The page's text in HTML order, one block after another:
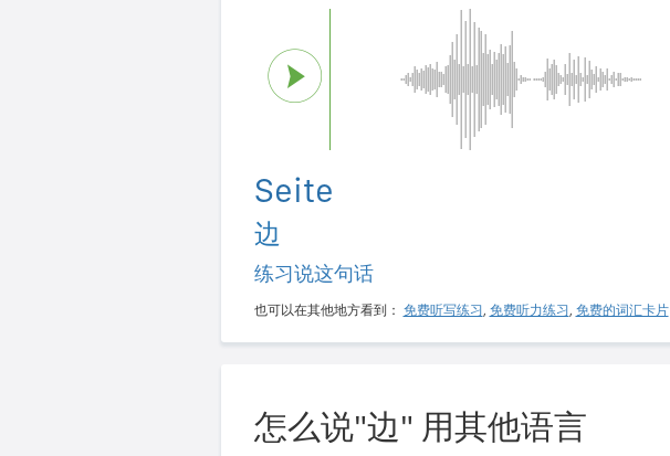
Seite
边
练习说这句话
也可以在其他地方看到： 免费听写练习, 免费听力练习, 免费的词汇卡片
怎么说"边" 用其他语言